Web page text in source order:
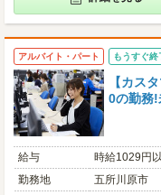
アルバイト・パート もうすぐ終
【カス
0の勤務!
給与
時給1029円
勤務地
五所川原市